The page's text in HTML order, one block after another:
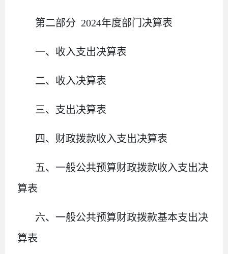
第二部分 2024年度部门决算表
一、收入支出决算表
二、收入决算表
三、支出决算表
四、财政拨款收入支出决算表
五、一般公共预算财政拨款收入支出决
算表
六、一般公共预算财政拨款基本支出决
算表